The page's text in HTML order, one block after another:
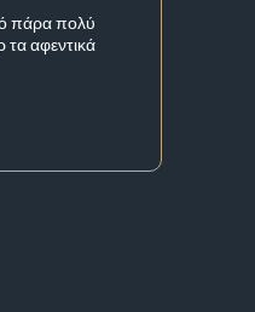
πάρα πολύ
αφεντικά